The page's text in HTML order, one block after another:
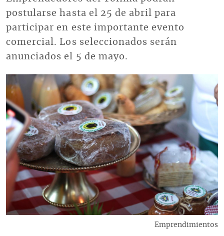
postularse hasta el 25 de abril para
participar en este importante evento
comercial. Los seleccionados serán
anunciados el 5 de mayo.
Emprendimientos